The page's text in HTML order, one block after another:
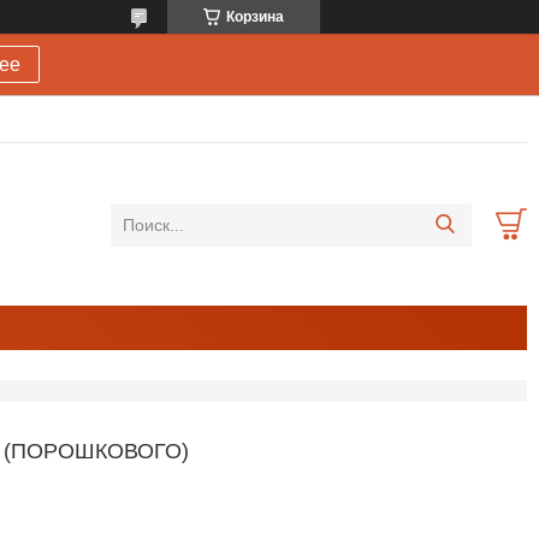
Корзина
(ПОРОШКОВОГО)